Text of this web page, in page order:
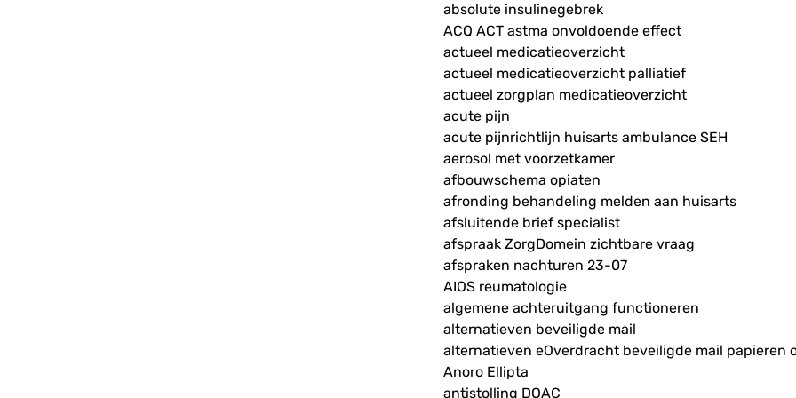
absolute insulinegebrek
ACQ ACT astma onvoldoende effect
actueel medicatieoverzicht
actueel medicatieoverzicht palliatief
actueel zorgplan medicatieoverzicht
acute pijn
acute pijnrichtlijn huisarts ambulance SEH
aerosol met voorzetkamer
afbouwschema opiaten
afronding behandeling melden aan huisarts
afsluitende brief specialist
afspraak ZorgDomein zichtbare vraag
afspraken nachturen 23-07
AIOS reumatologie
algemene achteruitgang functioneren
alternatieven beveiligde mail
alternatieven eOverdracht beveiligde mail papieren
Anoro Ellipta
antistolling DOAC